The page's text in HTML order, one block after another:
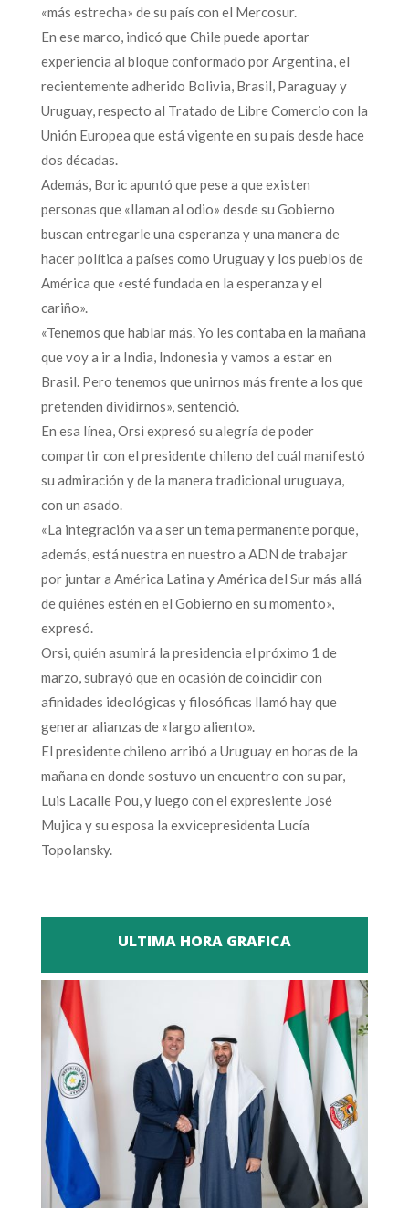
«más estrecha» de su país con el Mercosur.
En ese marco, indicó que Chile puede aportar
experiencia al bloque conformado por Argentina, el
recientemente adherido Bolivia, Brasil, Paraguay y
Uruguay, respecto al Tratado de Libre Comercio con la
Unión Europea que está vigente en su país desde hace
dos décadas.
Además, Boric apuntó que pese a que existen
personas que «llaman al odio» desde su Gobierno
buscan entregarle una esperanza y una manera de
hacer política a países como Uruguay y los pueblos de
América que «esté fundada en la esperanza y el
cariño».
«Tenemos que hablar más. Yo les contaba en la mañana
que voy a ir a India, Indonesia y vamos a estar en
Brasil. Pero tenemos que unirnos más frente a los que
pretenden dividirnos», sentenció.
En esa línea, Orsi expresó su alegría de poder
compartir con el presidente chileno del cuál manifestó
su admiración y de la manera tradicional uruguaya,
con un asado.
«La integración va a ser un tema permanente porque,
además, está nuestra en nuestro a ADN de trabajar
por juntar a América Latina y América del Sur más allá
de quiénes estén en el Gobierno en su momento»,
expresó.
Orsi, quién asumirá la presidencia el próximo 1 de
marzo, subrayó que en ocasión de coincidir con
afinidades ideológicas y filosóficas llamó hay que
generar alianzas de «largo aliento».
El presidente chileno arribó a Uruguay en horas de la
mañana en donde sostuvo un encuentro con su par,
Luis Lacalle Pou, y luego con el expresiente José
Mujica y su esposa la exvicepresidenta Lucía
Topolansky.
ULTIMA HORA GRAFICA